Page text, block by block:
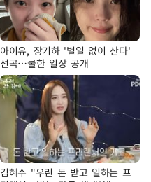
아이유, 장기하 '별일 없이 산다'
선곡…쿨한 일상 공개
김혜수 "우린 돈 받고 일하는 프